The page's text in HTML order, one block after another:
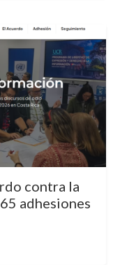
contra la
adhesiones